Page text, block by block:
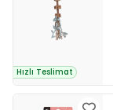
Hızlı Teslimat